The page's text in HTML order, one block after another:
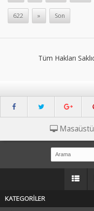
622 » Son
Tüm Hakları
KATEGORİLER